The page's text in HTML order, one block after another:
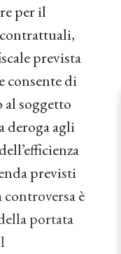
per il
prevista
consente di
soggetto
deroga agli
previsti
controversa è
portata